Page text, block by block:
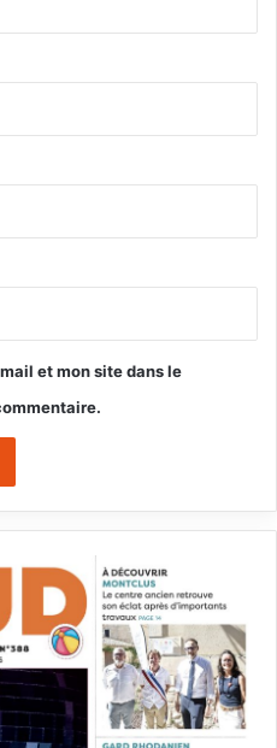
et mon site dans le